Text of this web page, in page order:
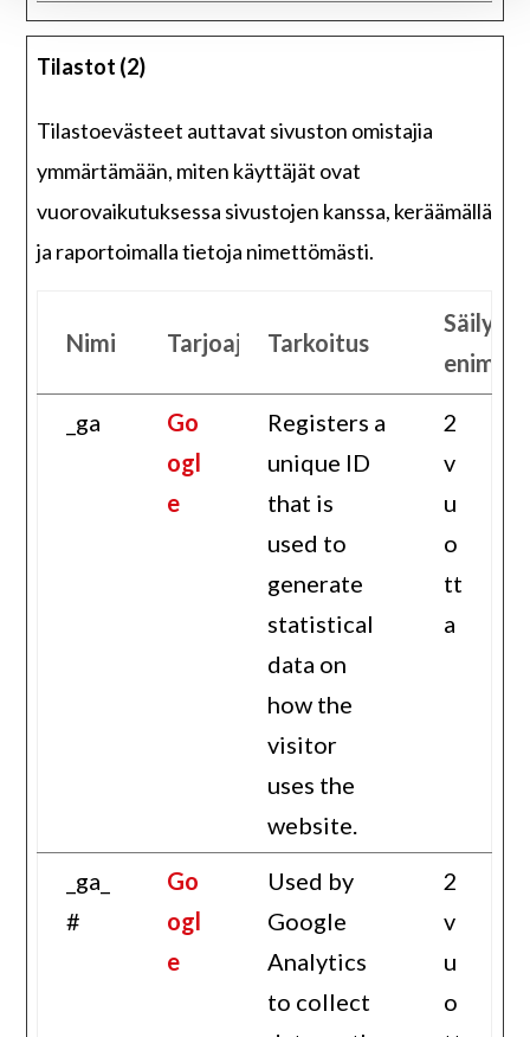
Tilastot (2)
Tilastoevästeet auttavat sivuston omistajia
ymmärtämään, miten käyttäjät ovat
vuorovaikutuksessa sivustojen kanssa, keräämällä
ja raportoimalla tietoja nimettömästi.
Nimi Tarjoaja Tarkoitus
_ga
Go
ogl
e
Registers a
unique ID
that is
used to
generate
statistical
data on
how the
visitor
uses the
website.
2
v
u
o
tt
a
_ga_
#
Go
ogl
e
Used by
Google
Analytics
to collect
2
v
u
o